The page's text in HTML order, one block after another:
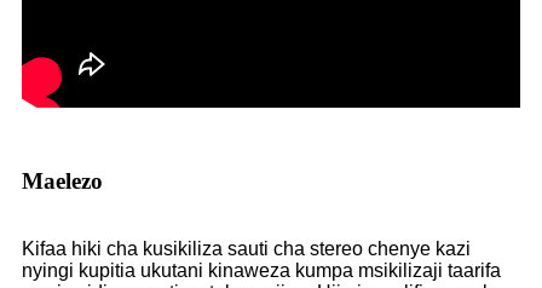
Maelezo
Kifaa hiki cha kusikiliza sauti cha stereo chenye kazi
nyingi kupitia ukutani kinaweza kumpa msikilizaji taarifa